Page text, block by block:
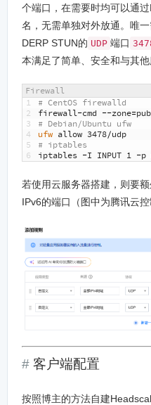
个端口，在需要时均可以通
名，无需单独对外放通。唯
DERP STUN的 UDP 端口
本满足了简单、安全和与其他
Firewall
1
2
3
4
5
6
# CentOS firewalld
firewall-cmd --zone=
# Debian/Ubuntu ufw
ufw allow 3478/udp
# iptables
iptables -I INPUT 1 -p
若使用云服务器搭建，则要
IPv6的端口（图中为腾讯云控
客户端配置
按照博主的方法自建